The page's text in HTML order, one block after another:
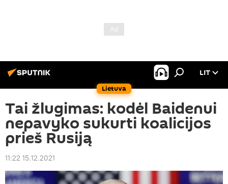
Lietuva
LIT
Tai žlugimas: kodėl Baidenui
nepavyko sukurti koalicijos
prieš Rusiją
11:22 15.12.2021